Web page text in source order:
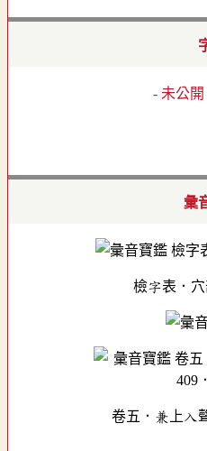
- 未公開
彙
檢字表．
卷五．兼上入